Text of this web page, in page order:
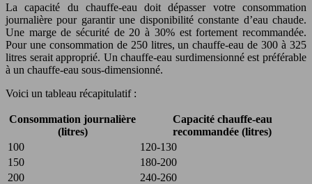
La capacité du chauffe-eau doit dépasser votre consommation
journalière pour garantir une disponibilité constante d’eau chaude.
Une marge de sécurité de 20 à 30% est fortement recommandée.
Pour une consommation de 250 litres, un chauffe-eau de 300 à 325
litres serait approprié. Un chauffe-eau surdimensionné est préférable
à un chauffe-eau sous-dimensionné.
Voici un tableau récapitulatif :
Consommation journalière
(litres)
Capacité chauffe-eau
recommandée (litres)
100
120-130
150
180-200
200
240-260